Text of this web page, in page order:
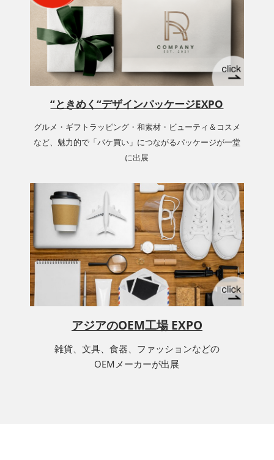
“ときめく“デザインパッケージEXPO
グルメ・ギフトラッピング・和素材・ビューティ＆コスメ
など、魅力的で「パケ買い」につながるパッケージが一堂
に出展
アジアのOEM工場 EXPO
雑貨、文具、食器、ファッションなどの
OEMメーカーが出展